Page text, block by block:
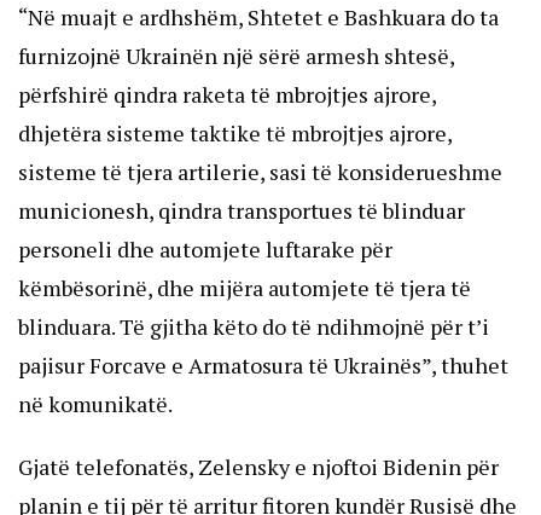
“Në muajt e ardhshëm, Shtetet e Bashkuara do ta
furnizojnë Ukrainën një sërë armesh shtesë,
përfshirë qindra raketa të mbrojtjes ajrore,
dhjetëra sisteme taktike të mbrojtjes ajrore,
sisteme të tjera artilerie, sasi të konsiderueshme
municionesh, qindra transportues të blinduar
personeli dhe automjete luftarake për
këmbësorinë, dhe mijëra automjete të tjera të
blinduara. Të gjitha këto do të ndihmojnë për t’i
pajisur Forcave e Armatosura të Ukrainës”, thuhet
në komunikatë.
Gjatë telefonatës, Zelensky e njoftoi Bidenin për
planin e tij për të arritur fitoren kundër Rusisë dhe